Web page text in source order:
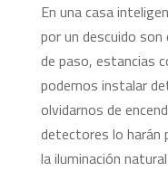
En una casa
por un descuido
de paso, estancias
podemos instalar
olvidarnos de
detectores lo harán
la iluminación